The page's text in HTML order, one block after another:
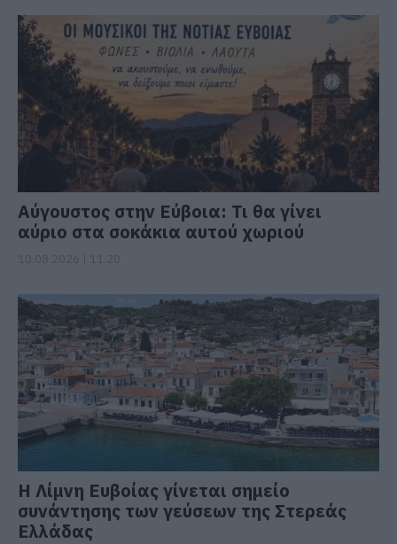
Αύγουστος στην Εύβοια: Τι θα γίνει
αύριο στα σοκάκια αυτού χωριού
Η Λίμνη Ευβοίας γίνεται σημείο
συνάντησης των γεύσεων της Στερεάς
Ελλάδας